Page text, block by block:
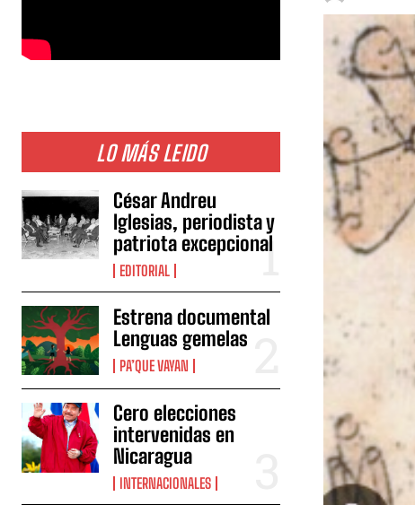
LO MÁS LEIDO
César Andreu
Iglesias, periodista y
patriota excepcional
EDITORIAL
Estrena documental
Lenguas gemelas
PA’QUE VAYAN
Cero elecciones
intervenidas en
Nicaragua
INTERNACIONALES